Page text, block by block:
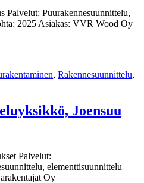
Palvelut: Puurakennesuunnittelu,
2025 Asiakas: VVR Wood Oy
, Rakennesuunnittelu,
Joensuu
Palvelut:
elementtisuunnittelu
Oy